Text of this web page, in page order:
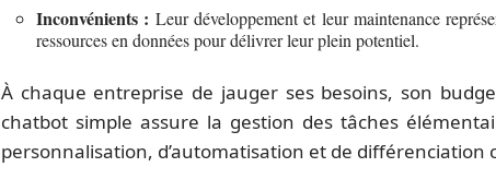
Inconvénients : Leur développement et leur maintenance
ressources en données pour délivrer leur plein potentiel.
À chaque entreprise de jauger ses besoins, son
chatbot simple assure la gestion des tâches
personnalisation, d’automatisation et de différenciation